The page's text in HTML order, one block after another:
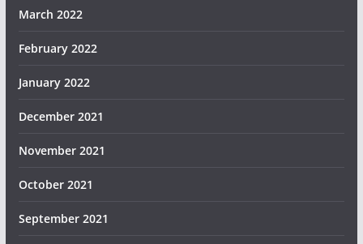
March 2022
February 2022
January 2022
December 2021
November 2021
October 2021
September 2021